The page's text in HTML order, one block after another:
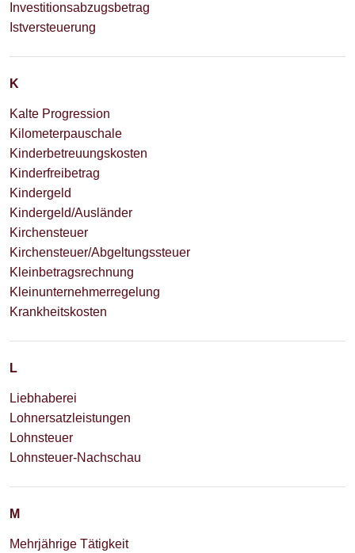
Investitionsabzugsbetrag
Istversteuerung
K
Kalte Progression
Kilometerpauschale
Kinderbetreuungskosten
Kinderfreibetrag
Kindergeld
Kindergeld/Ausländer
Kirchensteuer
Kirchensteuer/Abgeltungssteuer
Kleinbetragsrechnung
Kleinunternehmerregelung
Krankheitskosten
L
Liebhaberei
Lohnersatzleistungen
Lohnsteuer
Lohnsteuer-Nachschau
M
Mehrjährige Tätigkeit